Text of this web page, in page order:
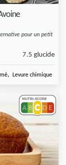
pour un petit
7.5 glucide
, Levure chimique